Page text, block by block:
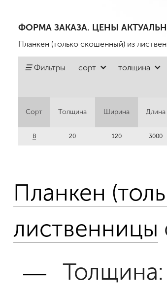
ФОРМА ЗАКАЗА. ЦЕНЫ
Планкен (только скошенный) из
☰ Фильтры сорт толщина
Сорт Толщина Ширина Длина
B 20 120 3000
Планкен
лиственницы